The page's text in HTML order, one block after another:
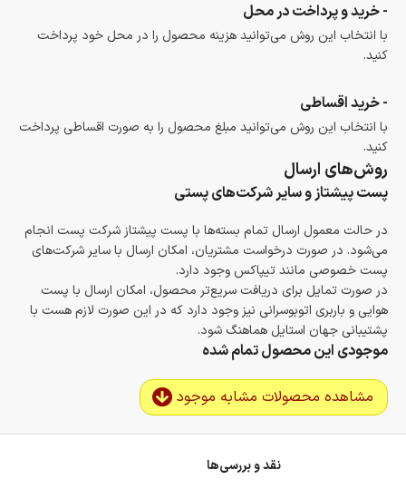
- خرید و پرداخت در محل
با انتخاب این روش می‌توانید هزینه محصول را در محل خود پرداخت
کنید.
- خرید اقساطی
با انتخاب این روش می‌توانید مبلغ محصول را به صورت اقساطی پرداخت
کنید.
روش‌های ارسال
پست پیشتاز و سایر شرکت‌های پستی
در حالت معمول ارسال تمام بسته‌ها با پست پیشتاز شرکت پست انجام
می‌شود. در صورت درخواست مشتریان، امکان ارسال با سایر شرکت‌های
پست خصوصی مانند تیپاکس وجود دارد.
در صورت تمایل برای دریافت سریع‌تر محصول، امکان ارسال با پست
هوایی و باربری اتوبوسرانی نیز وجود دارد که در این صورت لازم هست با
پشتیبانی جهان استایل هماهنگ شود.
موجودی این محصول تمام شده
مشاهده محصولات مشابه موجود
نقد و بررسی‌ها